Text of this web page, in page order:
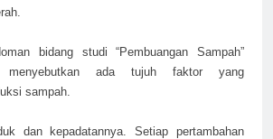
bidang studi “Pembuangan Sampah”
menyebutkan ada tujuh faktor yang
sampah.
dan kepadatannya. Setiap pertambahan